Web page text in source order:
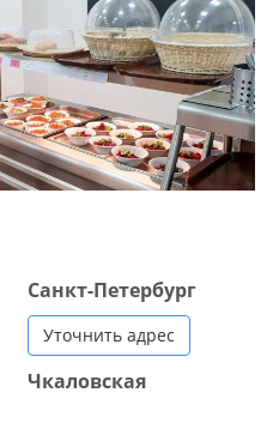
Санкт-Петербург
Уточнить адрес
Чкаловская